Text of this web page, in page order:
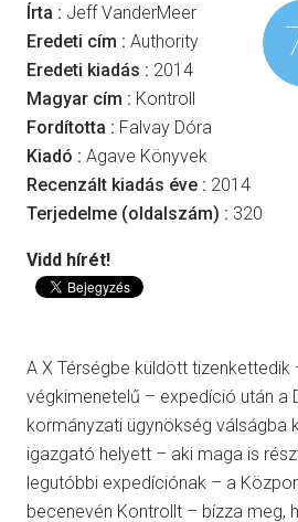
Írta : Jeff VanderMeer
Eredeti cím : Authority
Eredeti kiadás : 2014
Magyar cím : Kontroll
Fordította : Falvay Dóra
Kiadó : Agave Könyvek
Recenzált kiadás éve : 2014
Terjedelme (oldalszám) : 320
Vidd hírét!
A X Térségbe küldött tizenkettedik
végkimenetelű – expedíció után a
kormányzati ügynökség válságba
igazgató helyett – aki maga is
legutóbbi expedíciónak – a
becenevén Kontrollt – bízza meg,